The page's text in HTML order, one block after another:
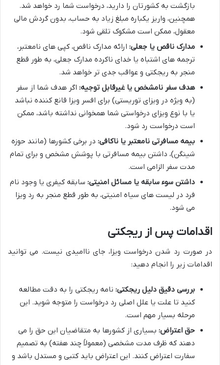
بازگشت به کشورتان را دارید، درخواست شما رد خواهد شد.
همچنین، واریز یکباره مبلغ زیاد به حساب، بدون گردش مالی
معقول، ممکن است مشکوک تلقی شود.
مدارک ناقص یا جعلی: ارائه مدارک ناقص، کپی های نامعتبر،
ترجمه های اشتباه یا خدای ناکرده مدارک جعلی، به طور قطع
منجر به ریجکتی و عواقب جدی تر خواهد شد.
هدف سفر نامشخص یا غیرقابل توجیه: اگر هدف شما از سفر
(به ویژه در ویزای توریستی) برای افسر ویزا قانع کننده نباشد
یا با نوع ویزای درخواستی شما همخوانی نداشته باشد، ممکن
است درخواست رد شود.
بیمه مسافرتی نامعتبر یا ناکافی: در برخی کشورها (مانند حوزه
شینگن)، داشتن بیمه مسافرتی با پوشش مشخص و برای تمام
مدت سفر الزامی است.
داشتن سوء سابقه یا مسائل امنیتی: سابقه کیفری یا وجود نام
فرد در لیست های سیاه امنیتی، به طور قطع منجر به رد ویزا
می شود.
اقدامات پس از ریجکتی
در صورت رد شدن درخواست ویزا، جای ناامیدی نیست. می توانید
اقدامات زیر را انجام دهید:
بررسی دقیق دلیل ریجکتی: نامه ریجکتی را به دقت مطالعه
کنید تا علت یا علل اصلی رد درخواست را متوجه شوید. این
مرحله بسیار مهم است.
حق اعتراض: بسیاری از کشورها به متقاضیان این حق را می
دهند که ظرف مدت مشخصی (معمولاً چند هفته) به تصمیم
سفارت اعتراض کنند. این اعتراض باید کتبی و مستدل باشد و